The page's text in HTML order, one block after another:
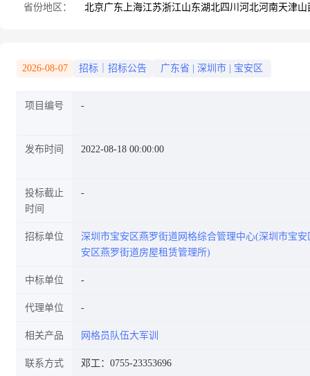
省份地区： 北京广东 上海江苏浙江山东湖北四川 河北河南天津山
2026-08-07 招标｜招标公告 广东省 深圳市 宝安区
项目编号
发布时间 2022-08-18 00:00:00
投标截止
时间
招标单位
深圳市宝安区燕罗街道网格综合管理中心(深圳市宝
安区燕罗街道房屋租赁管理所)
中标单位
代理单位
相关产品 网格员队伍大军训
联系方式 邓工：0755-23353696